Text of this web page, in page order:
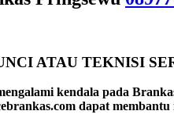
ATAU TEKNISI
kendala pada
dapat membantu